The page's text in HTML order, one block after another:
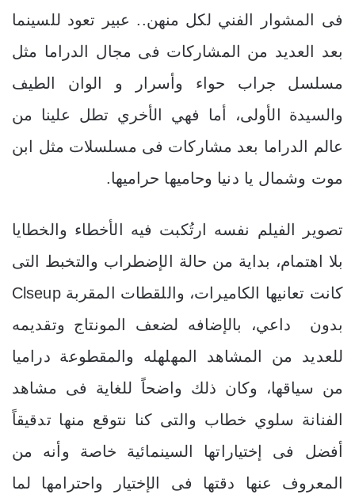
فى المشوار الفني لكل منهن.. عبير تعود للسينما
بعد العديد من المشاركات فى مجال الدراما مثل
مسلسل جراب حواء وأسرار و الوان الطيف
والسيدة الأولى، أما فهي الأخري تطل علينا من
عالم الدراما بعد مشاركات فى مسلسلات مثل ابن
موت وشمال يا دنيا وحاميها حراميها.
تصوير الفيلم نفسه ارتُكبت فيه الأخطاء والخطايا
بلا اهتمام، بداية من حالة الإضطراب والتخبط التى
كانت تعانيها الكاميرات، واللقطات المقربة Clseup
بدون داعي، بالإضافه لضعف المونتاج وتقديمه
للعديد من المشاهد المهلهله والمقطوعة دراميا
من سياقها، وكان ذلك واضحاً للغاية فى مشاهد
الفنانة سلوي خطاب والتى كنا نتوقع منها تدقيقاً
أفضل فى إختياراتها السينمائية خاصة وأنه من
المعروف عنها دقتها فى الإختيار واحترامها لما